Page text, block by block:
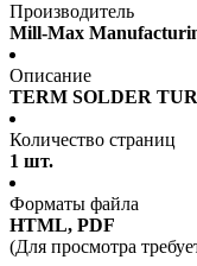
Производитель
Mill-Max
Описание
TERM SOLDER
Количество страниц
1 шт.
Форматы файла
HTML, PDF
(Для просмотра